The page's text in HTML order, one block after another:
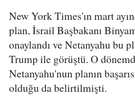
New York Times'ın mart
plan, İsrail Başbakanı
onaylandı ve Netanyahu bu
Trump ile görüştü. O
Netanyahu'nun planın
olduğu da belirtilmişti.